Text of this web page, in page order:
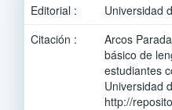
Editorial :
Universidad
Citación :
Arcos
básico de
estudiantes
Universidad
http://